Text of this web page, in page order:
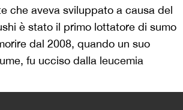
che aveva sviluppato a causa del
è stato il primo lottatore di sumo
dal 2008, quando un suo
fu ucciso dalla leucemia